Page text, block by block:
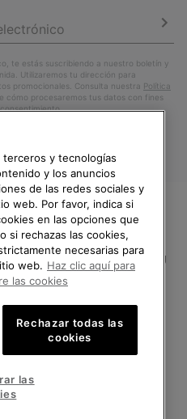
te estás suscribiendo a nuestro boletín y
Utilizaremos tu dirección para
promocionales. Consulta nuestra Política
cómo procesaremos tus datos con fines
De Uso Terminos de Venta
Public CBCR
y de 14:00 a 18:00
A
TU
disponibles
terceros y tecnologías
y los anuncios
de las redes sociales y
web. Por favor, indica si
en las opciones que
si rechazas las cookies,
necesarias para
web. Haz clic aquí para
las cookies
Rechazar todas las
cookies
las